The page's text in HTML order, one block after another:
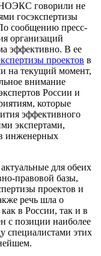
говорили не
госэкспертизы
сообщению пресс-
организаций
эффективно. В ее
проектов в
на текущий момент,
внимание
России и
которые
эффективного
экспертами,
инженерных
для обеих
правовой базы,
проектов и
речь шла о
в России, так и в
с позиции наиболее
специалистами этих